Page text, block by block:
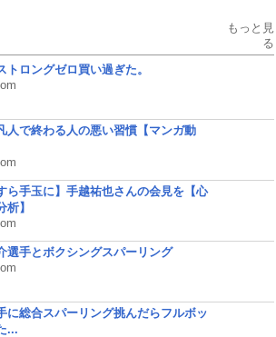
もっと見
る
トロングゼロ買い過ぎた。
人で終わる人の悪い習慣【マンガ動
ら手玉に】手越祐也さんの会見を【心
】
選手とボクシングスパーリング
に総合スパーリング挑んだらフルボッ
...